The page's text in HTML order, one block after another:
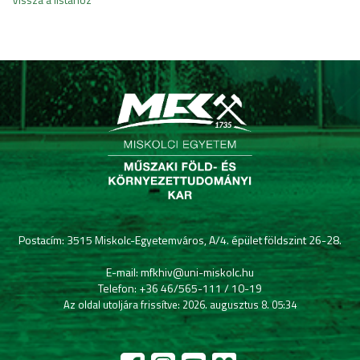
Postacím: 3515 Miskolc-Egyetemváros, A/4. épület földszint 26-28.
E-mail: mfkhiv@uni-miskolc.hu
Telefon: +36 46/565-111 / 10-19
Az oldal utoljára frissítve: 2026. augusztus 8. 05:34